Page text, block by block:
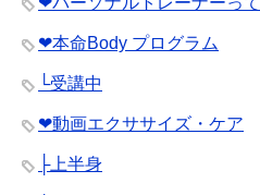
❤︎本命Body プログラム
└受講中
❤︎動画エクササイズ・ケア
├上半身